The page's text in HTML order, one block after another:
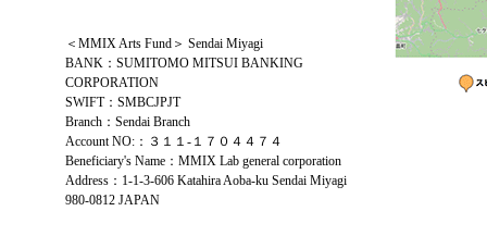
＜MMIX Arts Fund＞ Sendai Miyagi
BANK：SUMITOMO MITSUI BANKING
CORPORATION
SWIFT：SMBCJPJT
Branch：Sendai Branch
Account NO:：３１１-１７０４４７４
Beneficiary's Name：MMIX Lab general corporation
Address：1-1-3-606 Katahira Aoba-ku Sendai Miyagi
980-0812 JAPAN